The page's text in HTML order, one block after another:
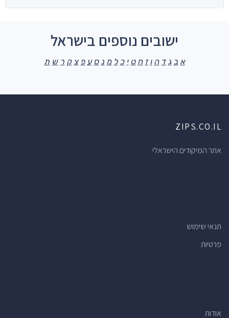
ישובים נוספים בישראל
א ב ג ד ה ו ז ח ט י כ ל מ נ ס ע פ צ ק ר ש ת
ZIPS.CO.IL
אתר המיקודים הישראלי
תנאי שימוש
פרטיות
אודות